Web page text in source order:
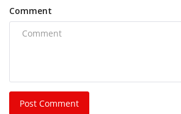
Comment
Post Comment